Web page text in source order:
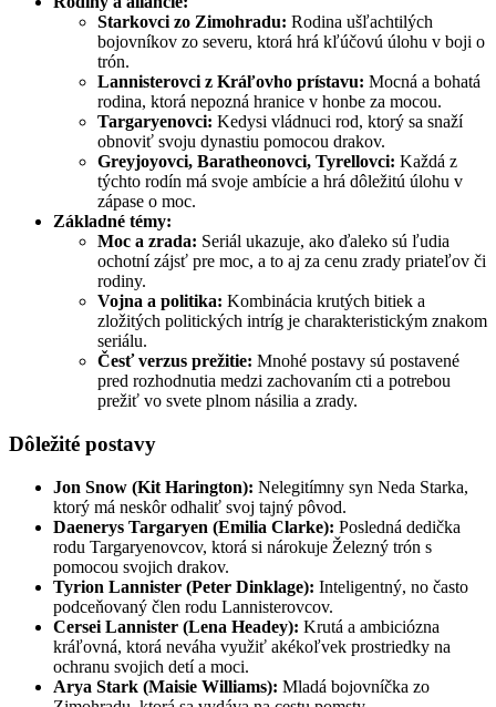
Starkovci zo Zimohradu: Rodina ušľachtilých
bojovníkov zo severu, ktorá hrá kľúčovú úlohu v boji o
trón.
Lannisterovci z Kráľovho prístavu: Mocná a bohatá
rodina, ktorá nepozná hranice v honbe za mocou.
Targaryenovci: Kedysi vládnuci rod, ktorý sa snaží
obnoviť svoju dynastiu pomocou drakov.
Greyjoyovci, Baratheonovci, Tyrellovci: Každá z
týchto rodín má svoje ambície a hrá dôležitú úlohu v
zápase o moc.
Základné témy:
Moc a zrada: Seriál ukazuje, ako ďaleko sú ľudia
ochotní zájsť pre moc, a to aj za cenu zrady priateľov či
rodiny.
Vojna a politika: Kombinácia krutých bitiek a
zložitých politických intríg je charakteristickým znakom
seriálu.
Česť verzus prežitie: Mnohé postavy sú postavené
pred rozhodnutia medzi zachovaním cti a potrebou
prežiť vo svete plnom násilia a zrady.
Dôležité postavy
Jon Snow (Kit Harington): Nelegitímny syn Neda Starka,
ktorý má neskôr odhaliť svoj tajný pôvod.
Daenerys Targaryen (Emilia Clarke): Posledná dedička
rodu Targaryenovcov, ktorá si nárokuje Železný trón s
pomocou svojich drakov.
Tyrion Lannister (Peter Dinklage): Inteligentný, no často
podceňovaný člen rodu Lannisterovcov.
Cersei Lannister (Lena Headey): Krutá a ambiciózna
kráľovná, ktorá neváha využiť akékoľvek prostriedky na
ochranu svojich detí a moci.
Arya Stark (Maisie Williams): Mladá bojovníčka zo